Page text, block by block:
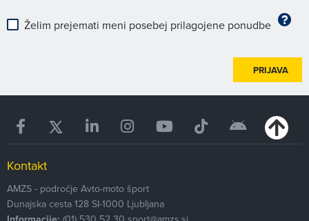
Želim prejemati meni posebej prilagojene ponudbe
PRIJAVA
Kontakt
AMZS - področje Avto-moto šport
Dunajska cesta 128 SI-1000 Ljubljana